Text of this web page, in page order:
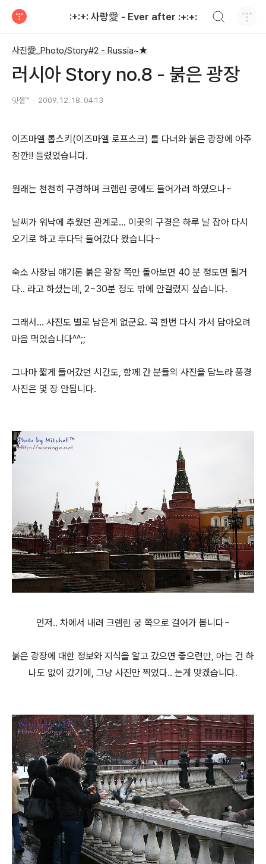
:+:+: 사랑愛 - Ever after :+:+:
사진愛_Photo/Story#2 - Russia~★
러시아 Story no.8 - 붉은 광장
밋첼™ 2009. 12. 18. 04:13
이즈마엘 롭스키(이즈마엘 로프스크) 를 다녀와 붉은 광장에 아주
잠깐!! 들렸었습니다.
원래는 천천히 구경하며 크렘린 궁에도 들어가려 하였으나~
날씨가 워낙에 추웠던 관계로... 이곳의 구경은 하루 날 잡아 다시
오기로 하고 후다닥 들어갔다 왔습니다~
숙소 사장님 얘기론 붉은 광장 쪽만 돌아보면 40 분 정도면 될거
다.. 라고 하셨는데, 2~30분 정도 밖에 안걸렸지 싶습니다.
그래서... 사진도 별로 남은게 없군요. 꼭 한번 다시 가서 담아오려
마음 먹었습니다^^;;
그나마 짧게 들어갔던 시간도, 함께 간 분들의 사진을 담느라 풍경
사진은 몇 장 안됩니다.
먼저.. 차에서 내려 크렘린 궁 쪽으로 걸어가 봅니다~
붉은 광장에 대한 정보와 지식을 알고 갔으면 좋으련만, 아는 건 하
나도 없이 갔기에, 그냥 사진만 찍었다.. 는게 맞겠습니다.